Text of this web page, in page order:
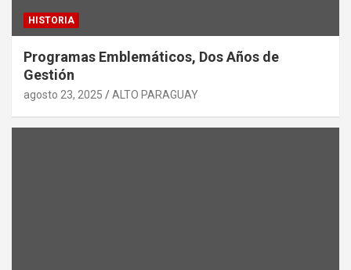
HISTORIA
Programas Emblemáticos, Dos Años de
Gestión
agosto 23, 2025 ALTO PARAGUAY